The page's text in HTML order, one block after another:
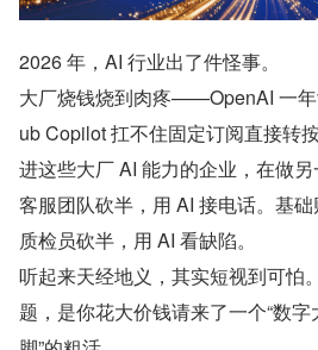
2026 年，AI 行业出了件怪事。
大厂烧钱烧到肉疼——OpenAI 一
ub Copilot 扛不住固定订阅直接转
进这些大厂 AI 能力的企业，在做另
客服团队砍半，用 AI 接电话。基础
质检员砍半，用 AI 看缺陷。
听起来天经地义，其实短视到可怕
题，是你花大价钱请来了一个“数字